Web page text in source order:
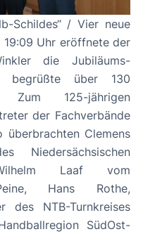
Schildes“ / Vier neue
die Jubiläums-
begrüßte über 130
125-jährigen
der Fachverbände
überbrachten Clemens
Niedersächsischen
Laaf vom
Hans Rothe,
des NTB-Turnkreises
SüdOst-